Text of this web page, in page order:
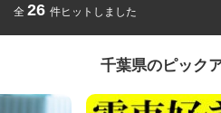
全 26 件ヒットしました
千葉県のピック